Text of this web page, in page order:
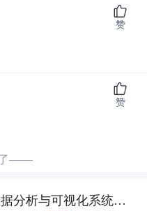
赞
赞
——
分析与可视化系统【开源代码】